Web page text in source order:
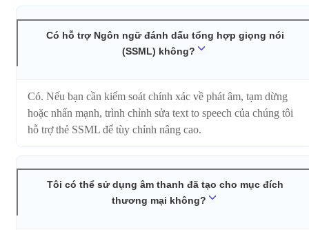
Có hỗ trợ Ngôn ngữ đánh dấu tổng hợp giọng nói
(SSML) không?
Có. Nếu bạn cần kiểm soát chính xác về phát âm, tạm dừng
hoặc nhấn mạnh, trình chỉnh sửa text to speech của chúng tôi
hỗ trợ thẻ SSML để tùy chỉnh nâng cao.
Tôi có thể sử dụng âm thanh đã tạo cho mục đích
thương mại không?